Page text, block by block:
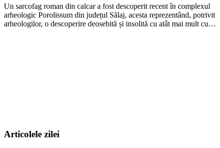
Un sarcofag roman din calcar a fost descoperit recent în complexul
arheologic Porolissum din județul Sălaj, acesta reprezentând, potrivit
arheologilor, o descoperire deosebită și insolită cu atât mai mult cu…
Articolele zilei